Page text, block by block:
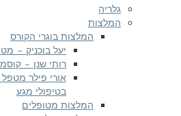
המלצות
המלצות בוגרי הקורס
יעל בוכניק – מטפלת
רותי שנן – קוסמטיקה
אורי פילר מטפל עם
בטיפולי מגע
המלצות מטופלים